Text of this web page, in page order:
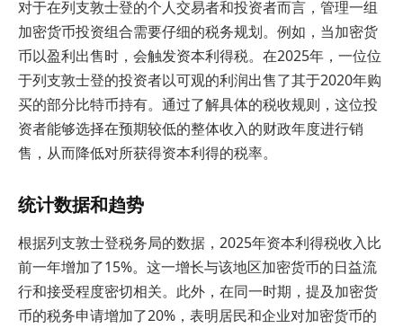
对于在列支敦士登的个人交易者和投资者而言，管理一组
加密货币投资组合需要仔细的税务规划。例如，当加密货
币以盈利出售时，会触发资本利得税。在2025年，一位位
于列支敦士登的投资者以可观的利润出售了其于2020年购
买的部分比特币持有。通过了解具体的税收规则，这位投
资者能够选择在预期较低的整体收入的财政年度进行销
售，从而降低对所获得资本利得的税率。
统计数据和趋势
根据列支敦士登税务局的数据，2025年资本利得税收入比
前一年增加了15%。这一增长与该地区加密货币的日益流
行和接受程度密切相关。此外，在同一时期，提及加密货
币的税务申请增加了20%，表明居民和企业对加密货币的